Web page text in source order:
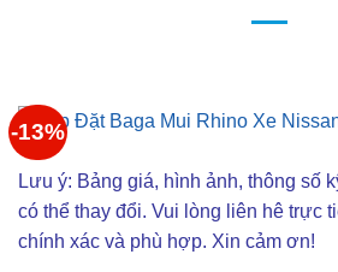
-13%
Lưu ý: Bảng giá, hình ảnh, thông số
có thể thay đổi. Vui lòng liên hê trực
chính xác và phù hợp. Xin cảm ơn!